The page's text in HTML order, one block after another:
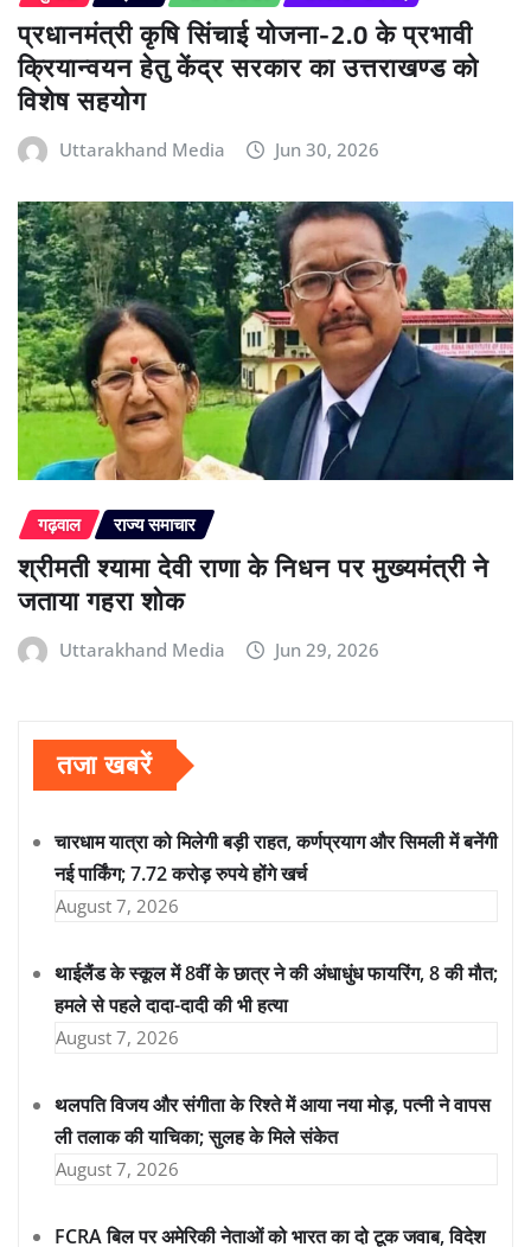
प्रधानमंत्री कृषि सिंचाई योजना-2.0 के प्रभावी
क्रियान्वयन हेतु केंद्र सरकार का उत्तराखण्ड को
विशेष सहयोग
Uttarakhand Media Jun 30, 2026
गढ़वाल राज्य समाचार
श्रीमती श्यामा देवी राणा के निधन पर मुख्यमंत्री ने
जताया गहरा शोक
Uttarakhand Media Jun 29, 2026
तजा खबरें
चारधाम यात्रा को मिलेगी बड़ी राहत, कर्णप्रयाग और सिमली में बनेंगी
नई पार्किंग; 7.72 करोड़ रुपये होंगे खर्च
August 7, 2026
थाईलैंड के स्कूल में 8वीं के छात्र ने की अंधाधुंध फायरिंग, 8 की मौत;
हमले से पहले दादा-दादी की भी हत्या
August 7, 2026
थलपति विजय और संगीता के रिश्ते में आया नया मोड़, पत्नी ने वापस
ली तलाक की याचिका; सुलह के मिले संकेत
August 7, 2026
FCRA बिल पर अमेरिकी नेताओं को भारत का दो टूक जवाब, विदेश